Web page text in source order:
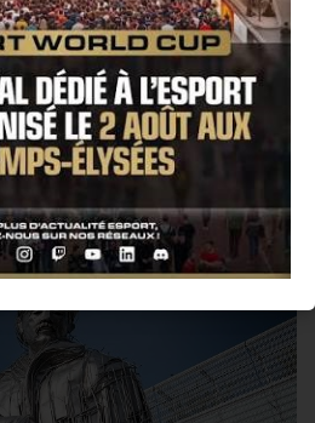
Prince Estate » sont honorés
pour commémorer la
club parisien rend hommage au
un vinyle exclusif 45 tours...